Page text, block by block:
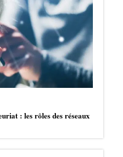
: les rôles des réseaux